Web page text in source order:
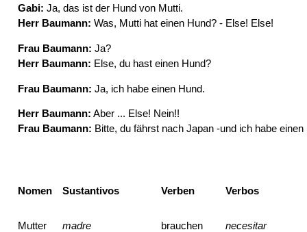
Gabi: Ja, das ist der Hund von Mutti.
Herr Baumann: Was, Mutti hat einen Hund? - Else! Else!
Frau Baumann: Ja?
Herr Baumann: Else, du hast einen Hund?
Frau Baumann: Ja, ich habe einen Hund.
Herr Baumann: Aber ... Else! Nein!!
Frau Baumann: Bitte, du fährst nach Japan -und ich habe einen
Nomen Sustantivos Verben Verbos
Mutter madre brauchen necesitar